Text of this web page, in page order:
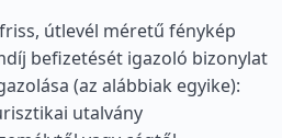
útlevél méretű fénykép
befizetését igazoló bizonylat
(az alábbiak egyike):
utalvány